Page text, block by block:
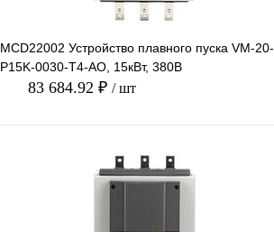
MCD22002 Устройство плавного пуска VM-20-
P15K-0030-T4-AO, 15кВт, 380В
83 684.92 ₽ / шт
В корзину